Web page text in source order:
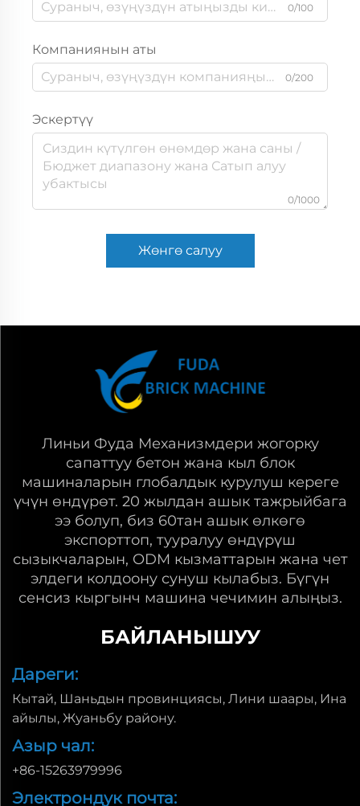
0/100
Компаниянын аты
0/200
Эскертүү
0/1000
Жөнгө салуу
Линьи Фуда Механизмдери жогорку
сапаттуу бетон жана кыл блок
машиналарын глобалдык курулуш кереге
үчүн өндүрөт. 20 жылдан ашык тажрыйбага
ээ болуп, биз 60тан ашык өлкөгө
экспорттоп, тууралуу өндүрүш
сызыкчаларын, ODM кызматтарын жана чет
элдеги колдоону сунуш кылабыз. Бүгүн
сенсиз кыргынч машина чечимин алыңыз.
БАЙЛАНЫШУУ
Дареги:
Кытай, Шаньдын провинциясы, Лини шаары, Ина
айылы, Жуаньбу району.
Азыр чал:
+86-15263979996
Электрондук почта: